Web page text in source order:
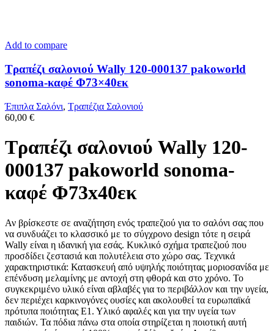
Add to compare
Τραπέζι σαλονιού Wally 120-000137 pakoworld
sonoma-καφέ Φ73×40εκ
Έπιπλα Σαλόνι, Τραπέζια Σαλονιού
60,00 €
Τραπέζι σαλονιού Wally 120-
000137 pakoworld sonoma-
καφέ Φ73x40εκ
Αν βρίσκεστε σε αναζήτηση ενός τραπεζιού για το σαλόνι σας που
να συνδυάζει το κλασσικό με το σύγχρονο design τότε η σειρά
Wally είναι η ιδανική για εσάς. Κυκλικό σχήμα τραπεζιού που
προσδίδει ζεστασιά και πολυτέλεια στο χώρο σας. Τεχνικά
χαρακτηριστικά: Κατασκευή από υψηλής ποιότητας μοριοσανίδα με
επένδυση μελαμίνης με αντοχή στη φθορά και στο χρόνο. Το
συγκεκριμένο υλικό είναι αβλαβές για το περιβάλλον και την υγεία,
δεν περιέχει καρκινογόνες ουσίες και ακολουθεί τα ευρωπαϊκά
πρότυπα ποιότητας Ε1. Υλικό αφαλές και για την υγεία των
παιδιών. Τα πόδια πάνω στα οποία στηρίζεται η ποιοτική αυτή